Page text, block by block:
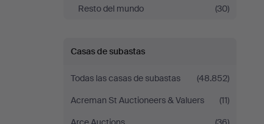
Resto del mundo
(30)
Casas de subastas
Todas las casas de subastas
(48.852)
Acreman St Auctioneers & Valuers
(11)